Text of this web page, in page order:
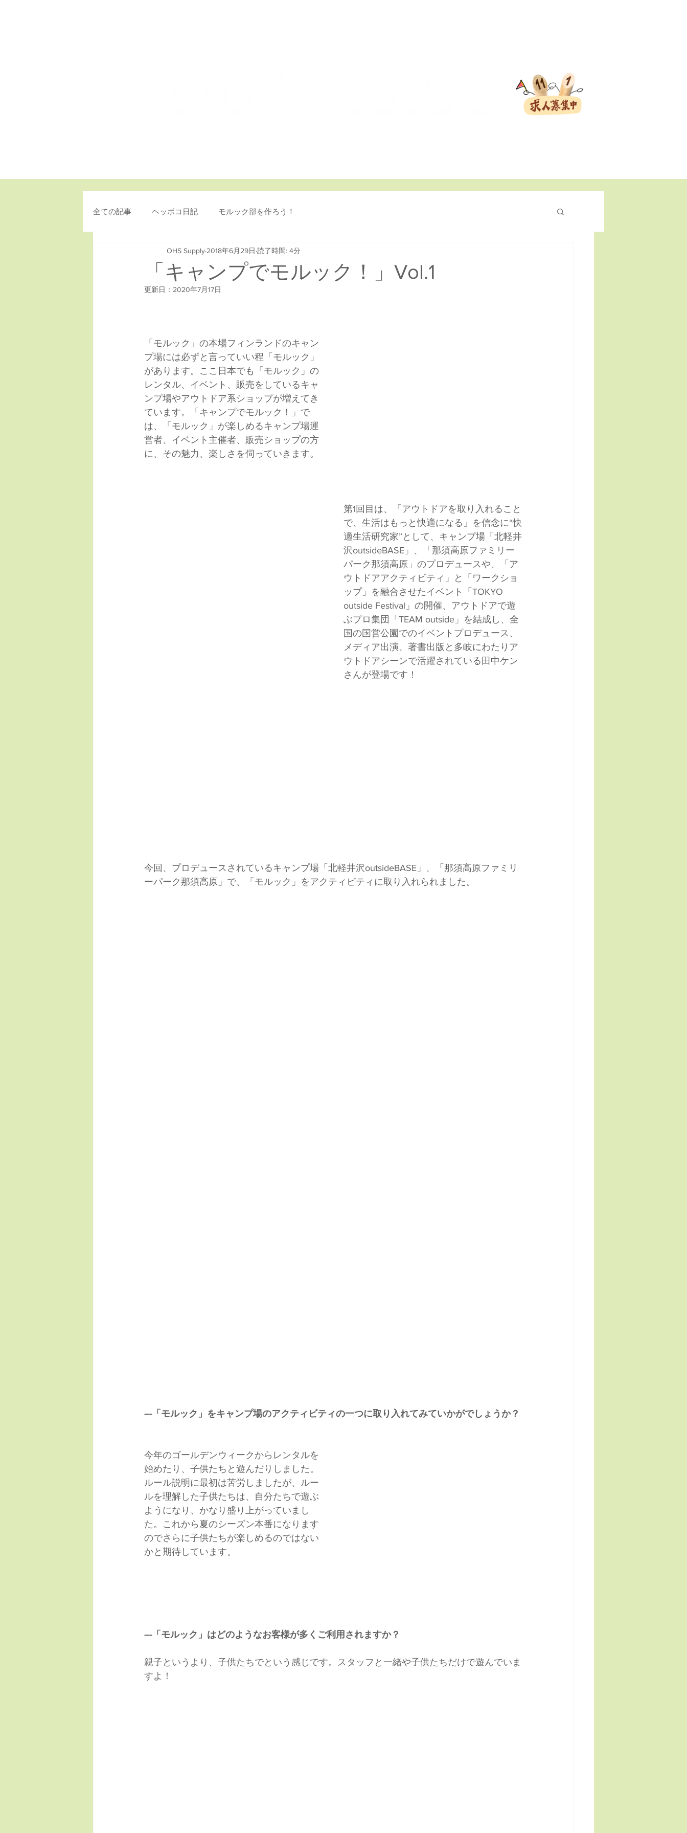
全ての記事 ヘッポコ日記 モルック部を作ろう！
「キャンプでモルック！」Vol.1
OHS Supply 2018年6月29日 読了時間: 4分
更新日： 2020年7月17日
「モルック」の本場フィンランドのキャン
プ場には必ずと言っていい程「モルック」
があります。ここ日本でも「モルック」の
レンタル、イベント、販売をしているキャ
ンプ場やアウトドア系ショップが増えてき
ています。「キャンプでモルック！」で
は、「モルック」が楽しめるキャンプ場運
営者、イベント主催者、販売ショップの方
に、その魅力、楽しさを伺っていきます。
第1回目は、「アウトドアを取り入れること
で、生活はもっと快適になる」を信念に“快
適生活研究家”として、キャンプ場「北軽井
沢outsideBASE」、「那須高原ファミリー
パーク那須高原」のプロデュースや、「ア
ウトドアアクティビティ」と「ワークショ
ップ」を融合させたイベント「TOKYO
outside Festival」の開催、アウトドアで遊
ぶプロ集団「TEAM outside」を結成し、全
国の国営公園でのイベントプロデュース、
メディア出演、著書出版と多岐にわたりア
ウトドアシーンで活躍されている田中ケン
さんが登場です！
今回、プロデュースされているキャンプ場「北軽井沢outsideBASE」、「那須高原ファミリ
ーパーク那須高原」で、「モルック」をアクティビティに取り入れられました。
---「モルック」をキャンプ場のアクティビティの一つに取り入れてみていかがでしょうか？
今年のゴールデンウィークからレンタルを
始めたり、子供たちと遊んだりしました。
ルール説明に最初は苦労しましたが、ルー
ルを理解した子供たちは、自分たちで遊ぶ
ようになり、かなり盛り上がっていまし
た。これから夏のシーズン本番になります
のでさらに子供たちが楽しめるのではない
かと期待しています。
---「モルック」はどのようなお客様が多くご利用されますか？
親子というより、子供たちでという感じです。スタッフと一緒や子供たちだけで遊んでいま
すよ！